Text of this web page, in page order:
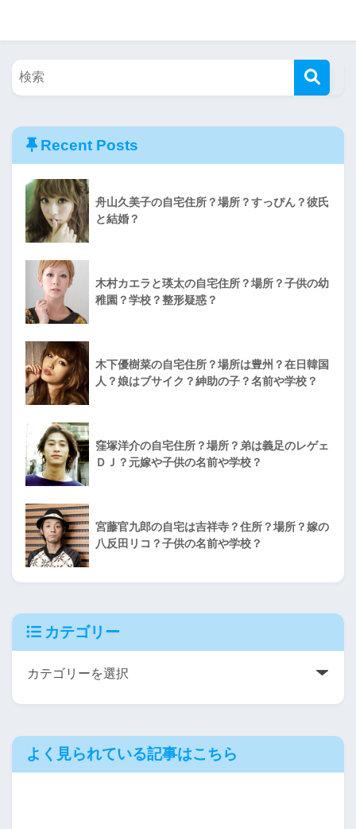
Recent Posts
舟山久美子の自宅住所？場所？すっぴん？彼氏
と結婚？
木村カエラと瑛太の自宅住所？場所？子供の幼
稚園？学校？整形疑惑？
木下優樹菜の自宅住所？場所は豊州？在日韓国
人？娘はブサイク？紳助の子？名前や学校？
窪塚洋介の自宅住所？場所？弟は義足のレゲェ
ＤＪ？元嫁や子供の名前や学校？
宮藤官九郎の自宅は吉祥寺？住所？場所？嫁の
八反田リコ？子供の名前や学校？
カテゴリー
よく見られている記事はこちら